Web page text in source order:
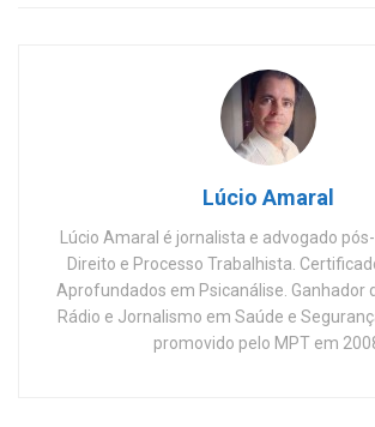
Lúcio Amaral
Lúcio Amaral é jornalista e advogado
Direito e Processo Trabalhista.
Aprofundados em Psicanálise. Ganhador
Rádio e Jornalismo em Saúde e
promovido pelo MPT em